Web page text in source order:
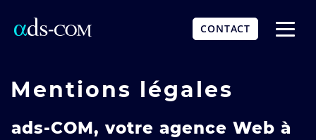
CONTACT
Mentions légales
ads-COM, votre agence Web à